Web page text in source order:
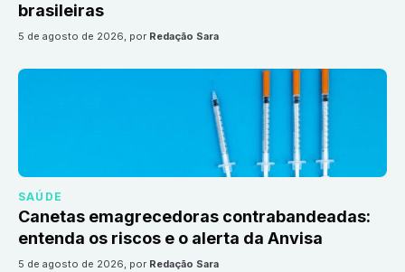
brasileiras
5 de agosto de 2026, por Redação Sara
SAÚDE
Canetas emagrecedoras contrabandeadas:
entenda os riscos e o alerta da Anvisa
5 de agosto de 2026, por Redação Sara